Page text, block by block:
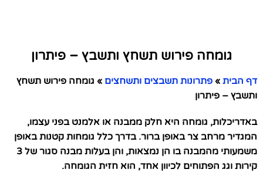
גומחה פירוש תשחץ ותשבץ – פיתרון
דף הבית » פתרונות תשבצים ותשחצים » גומחה פירוש תשחץ
ותשבץ – פיתרון
באדריכלות, גומחה היא חלק ממבנה או אלמנט בפני עצמו,
המגדיר מרחב צר באופן ברור. בדרך כלל גומחות קטנות באופן
משמעותי מהמבנה בו הן נמצאות, והן בעלות מבנה סגור של 3
קירות וגג הפתוחים לכיוון אחד, הוא חזית הגומחה.